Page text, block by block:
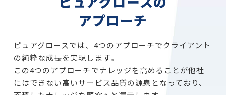
アプローチ
ピュアグロースでは、4つのアプローチでクライアント
の純粋な成長を実現します。
この4つのアプローチでナレッジを高めることが他社
にはできない高いサービス品質の源泉となっており、